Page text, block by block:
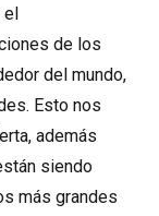
el
de los
del mundo,
Esto nos
además
siendo
más grandes